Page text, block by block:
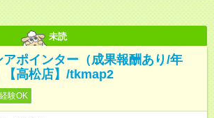
未読
ポインター（成果報酬あり/年
【高松店】/tkmap2
験OK